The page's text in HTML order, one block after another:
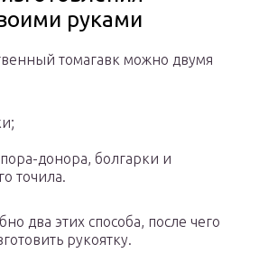
руками
томагавк можно двумя
донора, болгарки и
точила.
два этих способа, после чего
рукоятку.